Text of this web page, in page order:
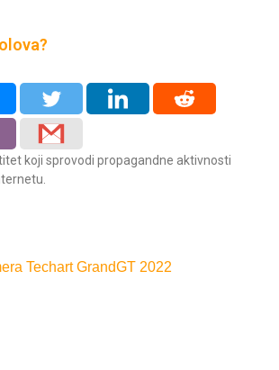
koji sprovodi propagandne aktivnosti